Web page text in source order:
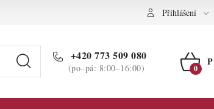
Podmínky ochrany osobních údajů Přihlášení
+420 773 509 080
(po–pá: 8:00–16:00)